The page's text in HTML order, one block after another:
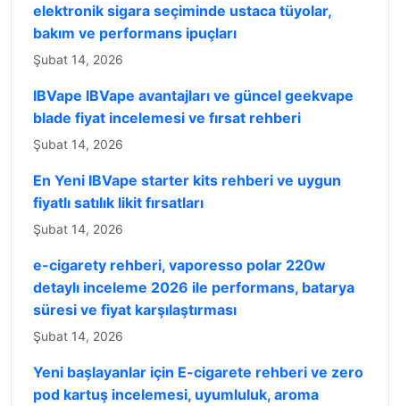
elektronik sigara seçiminde ustaca tüyolar,
bakım ve performans ipuçları
Şubat 14, 2026
IBVape IBVape avantajları ve güncel geekvape
blade fiyat incelemesi ve fırsat rehberi
Şubat 14, 2026
En Yeni IBVape starter kits rehberi ve uygun
fiyatlı satılık likit fırsatları
Şubat 14, 2026
e-cigarety rehberi, vaporesso polar 220w
detaylı inceleme 2026 ile performans, batarya
süresi ve fiyat karşılaştırması
Şubat 14, 2026
Yeni başlayanlar için E-cigarete rehberi ve zero
pod kartuş incelemesi, uyumluluk, aroma